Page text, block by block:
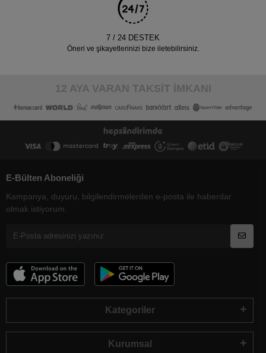
7 / 24 DESTEK
Öneri ve şikayetlerinizi bize iletebilirsiniz.
12 AYA VARAN TAKSİT İMKANI
E-Bülten Aboneliği
Kampanya, duyuru, bilgilendirmelerden e-posta ile haberdar
olmak istiyorum.
Kategoriler
Kurumsal